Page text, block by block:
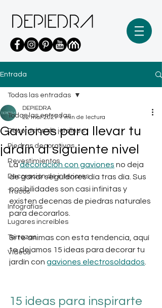
Entrada
Todas las entradas
Decoración de jardines
Piedras decorativas
Revestimientos
Decoración de interiores
Trucos
Infografías
Lugares increíbles
Terrazas
Vídeos
Todas las entradas
Gaviones para llevar tu
jardín al siguiente nivel
DEPIEDRA
22 mar 2021 1 min de lectura
La decoración con gaviones no deja
de ganar seguidores día tras día. Sus
posibilidades son casi infinitas y
existen decenas de piedras naturales
para decorarlos.
Si te animas con esta tendencia, aquí
te dejamos 15 ideas para decorar tu
jardín con gaviones electrosoldados
15 ideas para inspirarte